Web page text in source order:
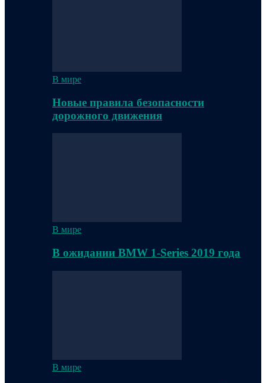
В мире
Новые правила безопасности
дорожного движения
В мире
В ожидании BMW 1-Series 2019 года
В мире